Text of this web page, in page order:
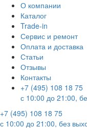
О компании
Каталог
Trade-in
Сервис и ремонт
Оплата и доставка
Статьи
Отзывы
Контакты
+7 (495) 108 18 75
с 10:00 до 21:00,
+7 (495) 108 18 75
с 10:00 до 21:00, без